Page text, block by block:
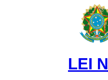
LEI N